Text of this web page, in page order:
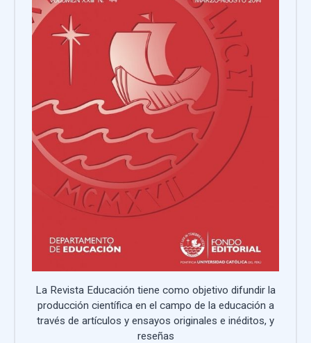
La Revista Educación tiene como objetivo difundir la
producción científica en el campo de la educación a
través de artículos y ensayos originales e inéditos, y
reseñas